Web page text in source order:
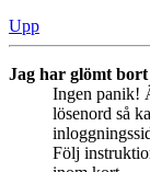
Upp
Jag har glömt
Ingen panik!
lösenord så
Följ